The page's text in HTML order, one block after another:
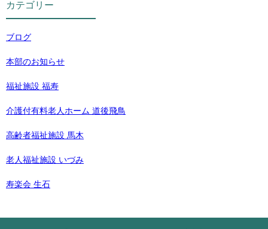
カテゴリー
ブログ
本部のお知らせ
福祉施設 福寿
介護付有料老人ホーム 道後飛鳥
高齢者福祉施設 馬木
老人福祉施設 いづみ
寿楽会 生石